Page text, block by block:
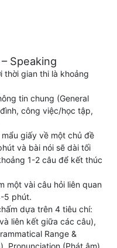
Speaking
thời gian thi là khoảng
tin chung (General
công việc/học tập,
giấy về một chủ đề
và bài nói sẽ dài tối
1-2 câu để kết thúc
một vài câu hỏi liên quan
5 phút.
dựa trên 4 tiêu chí:
liên kết giữa các câu),
Range &